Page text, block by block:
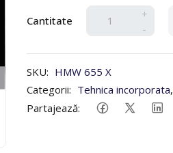
Cantitate
+
-
SKU: HMW 655 X
Categorii: Tehnica incorporata
Partajează: